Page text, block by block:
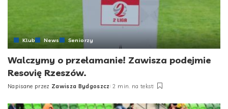
Klub News Seniorzy
Walczymy o przełamanie! Zawisza podejmie
Resovię Rzeszów.
Posted
Napisane przez Zawisza Bydgoszcz 2 min. na tekst